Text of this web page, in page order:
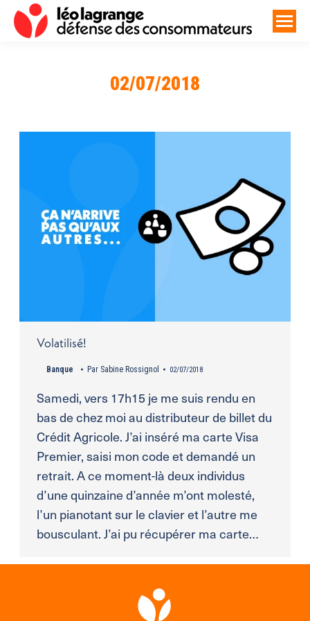
02/07/2018
Volatilisé!
Banque Par Sabine Rossignol 02/07/2018
Samedi, vers 17h15 je me suis rendu en
bas de chez moi au distributeur de billet du
Crédit Agricole. J’ai inséré ma carte Visa
Premier, saisi mon code et demandé un
retrait. A ce moment-là deux individus
d’une quinzaine d’année m’ont molesté,
l’un pianotant sur le clavier et l’autre me
bousculant. J’ai pu récupérer ma carte…